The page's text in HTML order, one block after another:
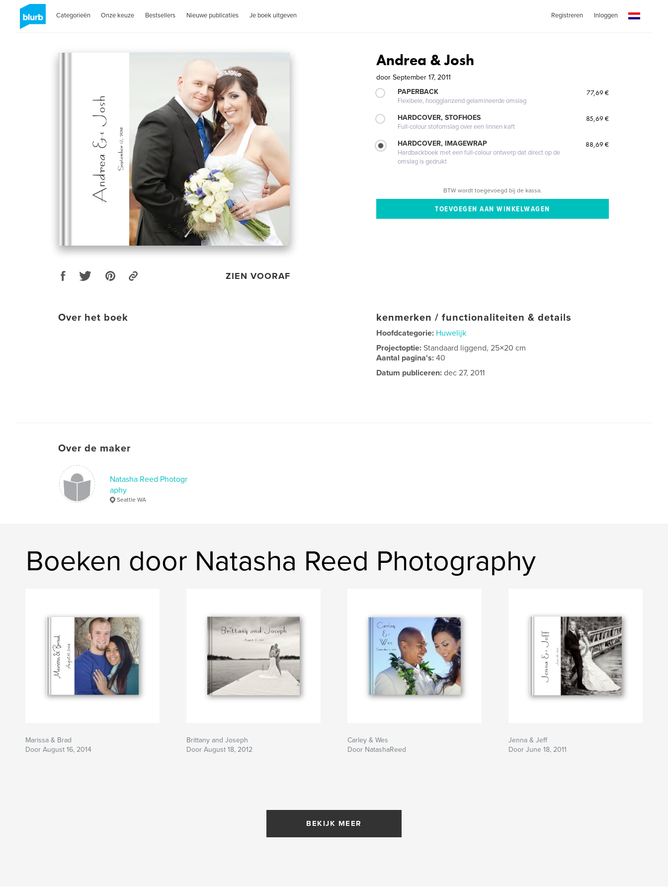
Categorieën Onze keuze Bestsellers Nieuwe publicaties Je boek uitgeven Registreren Inloggen
ZIEN VOORAF
Andrea & Josh
door September 17, 2011
PAPERBACK
Flexibele, hoogglanzend gelamineerde omslag
77,69 €
HARDCOVER, STOFHOES
Full-colour stofomslag over een linnen kaft
85,69 €
HARDCOVER, IMAGEWRAP
Hardbackboek met een full-colour ontwerp dat direct op de
omslag is gedrukt
88,69 €
BTW wordt toegevoegd bij de kassa.
Over het boek kenmerken / functionaliteiten & details
Hoofdcategorie: Huwelijk
Projectoptie:Standaard liggend, 25×20 cm
Aantal pagina's:40
Datum publiceren: dec 27, 2011
Over de maker
Natasha Reed Photogr
aphy
Seattle WA
Boeken door Natasha Reed Photography
Marissa & Brad
Door August 16, 2014
Brittany and Joseph
Door August 18, 2012
Carley & Wes
Door NatashaReed
Jenna & Jeff
Door June 18, 2011
BEKIJK MEER